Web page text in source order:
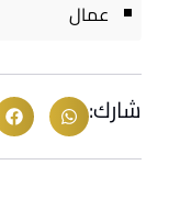
عمال
شارك: